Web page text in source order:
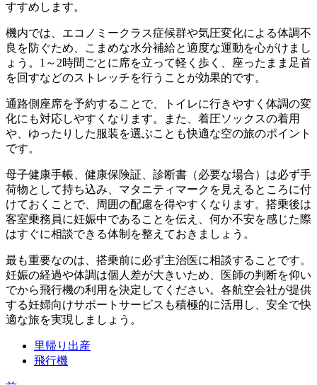
すすめします。
機内では、エコノミークラス症候群や気圧変化による体調不
良を防ぐため、こまめな水分補給と適度な運動を心がけまし
ょう。1～2時間ごとに席を立って軽く歩く、座ったまま足首
を回すなどのストレッチを行うことが効果的です。
通路側座席を予約することで、トイレに行きやすく体調の変
化にも対応しやすくなります。また、着圧ソックスの着用
や、ゆったりした服装を選ぶことも快適な空の旅のポイント
です。
母子健康手帳、健康保険証、診断書（必要な場合）は必ず手
荷物として持ち込み、マタニティマークを見えるところに付
けておくことで、周囲の配慮を得やすくなります。搭乗後は
客室乗務員に妊娠中であることを伝え、何か不安を感じた際
はすぐに相談できる体制を整えておきましょう。
最も重要なのは、搭乗前に必ず主治医に相談することです。
妊娠の経過や体調は個人差が大きいため、医師の判断を仰い
でから飛行機の利用を決定してください。各航空会社が提供
する妊婦向けサポートサービスも積極的に活用し、安全で快
適な旅を実現しましょう。
里帰り出産
飛行機